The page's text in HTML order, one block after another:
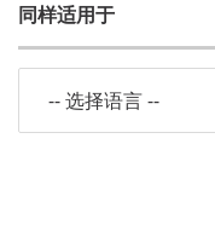
同样适用于